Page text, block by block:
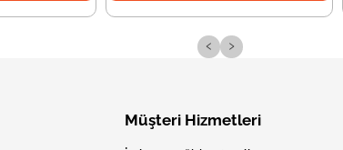
‹ ›
Müşteri Hizmetleri